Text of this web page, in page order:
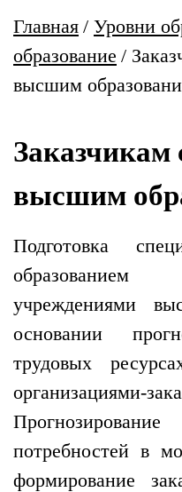
Главная / Уровни
образование /
высшим
Заказчикам
высшим
Подготовка
учреждениями
основании
трудовых
организациями-
потребностей в
формирование